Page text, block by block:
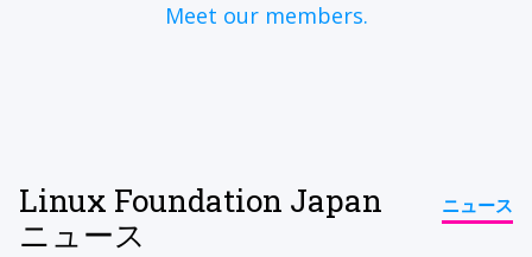
Meet our members.
Linux Foundation Japan
ニュース
ニュース